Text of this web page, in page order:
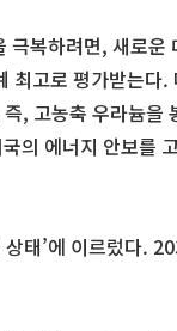
복하려면, 새로
최고로 평가받는다
, 고농축 우라늄
의 에너지 안보를
태’에 이르렀다.